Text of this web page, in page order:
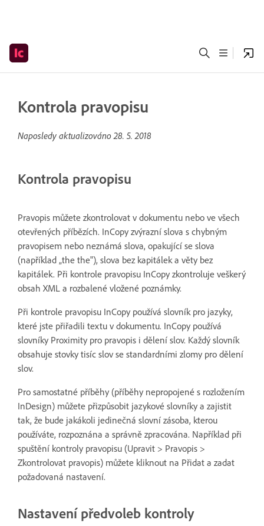
Kontrola pravopisu
Naposledy aktualizováno28. 5. 2018
Kontrola pravopisu
Pravopis můžete zkontrolovat v dokumentu nebo ve všech
otevřených příbězích. InCopy zvýrazní slova s chybným
pravopisem nebo neznámá slova, opakující se slova
(například „the the"), slova bez kapitálek a věty bez
kapitálek. Při kontrole pravopisu InCopy zkontroluje veškerý
obsah XML a rozbalené vložené poznámky.
Při kontrole pravopisu InCopy používá slovník pro jazyky,
které jste přiřadili textu v dokumentu. InCopy používá
slovníky Proximity pro pravopis i dělení slov. Každý slovník
obsahuje stovky tisíc slov se standardními zlomy pro dělení
slov.
Pro samostatné příběhy (příběhy nepropojené s rozložením
InDesign) můžete přizpůsobit jazykové slovníky a zajistit
tak, že bude jakákoli jedinečná slovní zásoba, kterou
používáte, rozpoznána a správně zpracována. Například při
spuštění kontroly pravopisu (Upravit > Pravopis >
Zkontrolovat pravopis) můžete kliknout na Přidat a zadat
požadovaná nastavení.
Nastavení předvoleb kontroly